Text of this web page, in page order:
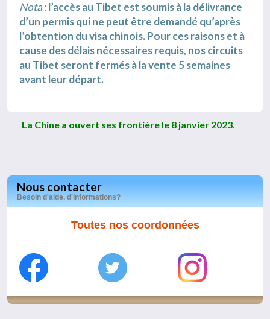
Nota:l’accès au Tibet est soumis à la délivrance
d’un permis qui ne peut être demandé qu’après
l’obtention du visa chinois. Pour ces raisons et à
cause des délais nécessaires requis, nos circuits
au Tibet seront fermés à la vente 5 semaines
avant leur départ.
La Chine a ouvert ses frontière le 8 janvier 2023.
Nous contacter
Besoin d'aide, d'informations?
Toutes nos coordonnées